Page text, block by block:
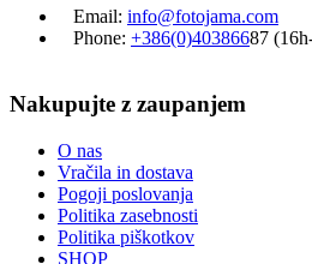
Email: info@fotojama.com
Phone: +386(0)40386687
Nakupujte z zaupanjem
O nas
Vračila in dostava
Pogoji poslovanja
Politika zasebnosti
Politika piškotkov
SHOP